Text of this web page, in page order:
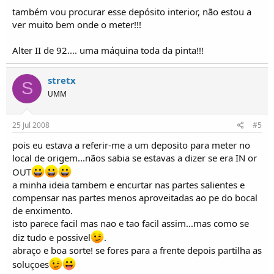
também vou procurar esse depósito interior, não estou a
ver muito bem onde o meter!!!
Alter II de 92.... uma máquina toda da pinta!!!
S stretx
UMM
25 Jul 2008 #5
pois eu estava a referir-me a um deposito para meter no
local de origem...nãos sabia se estavas a dizer se era IN or
OUT
a minha ideia tambem e encurtar nas partes salientes e
compensar nas partes menos aproveitadas ao pe do bocal
de enximento.
isto parece facil mas nao e tao facil assim...mas como se
diz tudo e possivel
.
abraço e boa sorte! se fores para a frente depois partilha as
soluçoes